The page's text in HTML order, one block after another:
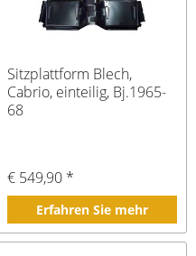
Sitzplattform Blech,
Cabrio, einteilig, Bj.1965-
68
€ 549,90 *
Erfahren Sie mehr